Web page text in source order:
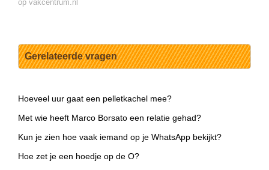
op vakcentrum.nl
Gerelateerde vragen
Hoeveel uur gaat een pelletkachel mee?
Met wie heeft Marco Borsato een relatie gehad?
Kun je zien hoe vaak iemand op je WhatsApp bekijkt?
Hoe zet je een hoedje op de O?